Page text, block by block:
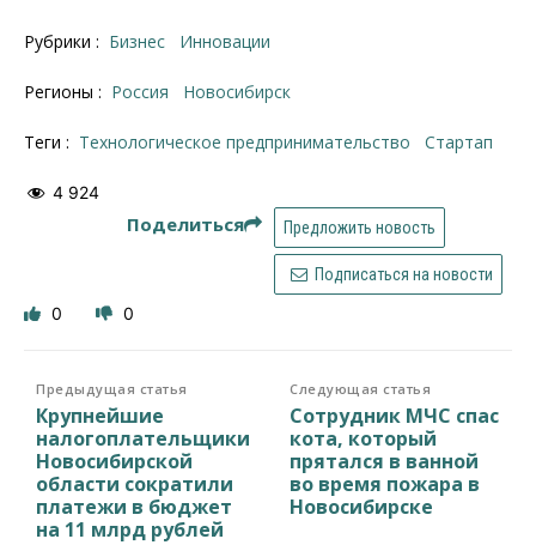
Рубрики : Бизнес Инновации
Регионы : Россия Новосибирск
Теги : технологическое предпринимательство стартап
4 924
Поделиться Предложить новость
Подписаться на новости
0 0
Предыдущая статья
Крупнейшие
налогоплательщики
Новосибирской
области сократили
платежи в бюджет
на 11 млрд рублей
Следующая статья
Сотрудник МЧС спас
кота, который
прятался в ванной
во время пожара в
Новосибирске